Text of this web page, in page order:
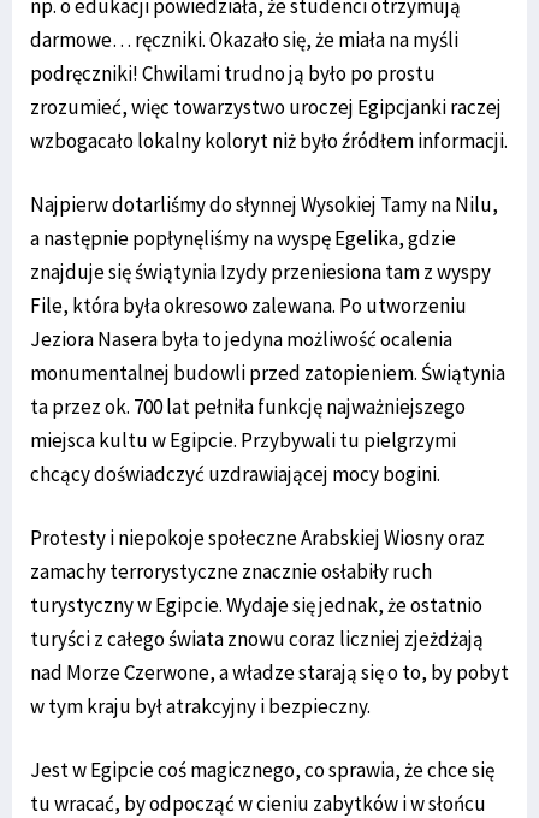
np. o edukacji powiedziała, że studenci otrzymują
darmowe… ręczniki. Okazało się, że miała na myśli
podręczniki! Chwilami trudno ją było po prostu
zrozumieć, więc towarzystwo uroczej Egipcjanki raczej
wzbogacało lokalny koloryt niż było źródłem informacji.
Najpierw dotarliśmy do słynnej Wysokiej Tamy na Nilu,
a następnie popłynęliśmy na wyspę Egelika, gdzie
znajduje się świątynia Izydy przeniesiona tam z wyspy
File, która była okresowo zalewana. Po utworzeniu
Jeziora Nasera była to jedyna możliwość ocalenia
monumentalnej budowli przed zatopieniem. Świątynia
ta przez ok. 700 lat pełniła funkcję najważniejszego
miejsca kultu w Egipcie. Przybywali tu pielgrzymi
chcący doświadczyć uzdrawiającej mocy bogini.
Protesty i niepokoje społeczne Arabskiej Wiosny oraz
zamachy terrorystyczne znacznie osłabiły ruch
turystyczny w Egipcie. Wydaje się jednak, że ostatnio
turyści z całego świata znowu coraz liczniej zjeżdżają
nad Morze Czerwone, a władze starają się o to, by pobyt
w tym kraju był atrakcyjny i bezpieczny.
Jest w Egipcie coś magicznego, co sprawia, że chce się
tu wracać, by odpocząć w cieniu zabytków i w słońcu